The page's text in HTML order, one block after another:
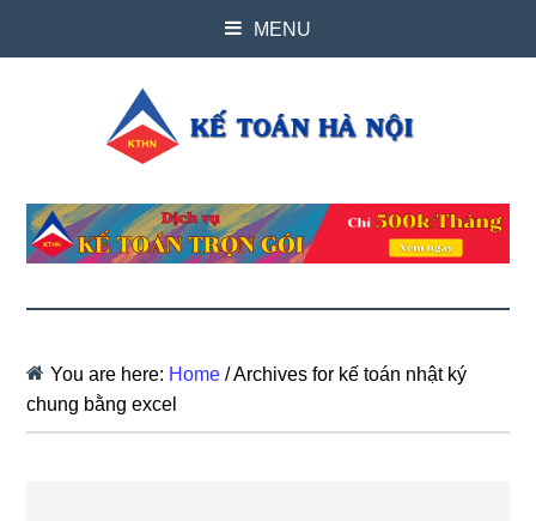
MENU
You are here: Home /Archives for kế toán nhật ký
chung bằng excel